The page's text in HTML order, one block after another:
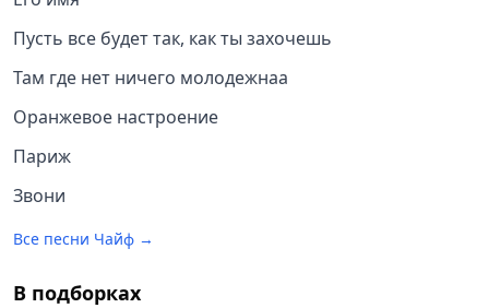
Пусть все будет так, как ты захочешь
Там где нет ничего молодежнаа
Оранжевое настроение
Париж
Звони
Все песни Чайф →
В подборках